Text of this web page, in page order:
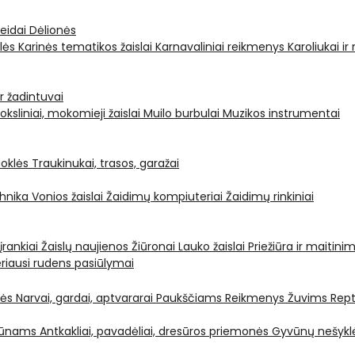
Dėlionės
Karinės tematikos žaislai Karnavaliniai reikmenys Karoliukai ir
žadintuvai
mokomieji žaislai Muilo burbulai Muzikos instrumentai
Traukinukai, trasos, garažai
Vonios žaislai Žaidimų kompiuteriai Žaidimų rinkiniai
Žaislų naujienos Žiūronai Lauko žaislai Priežiūra ir
rudens pasiūlymai
Narvai, gardai, aptvararai Paukščiams Reikmenys Žuvims
Antkakliai, pavadėliai, dresūros priemonės Gyvūnų